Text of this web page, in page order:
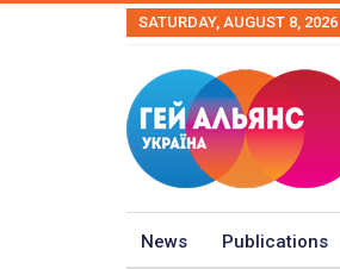
SATURDAY, AUGUST 8, 2026
News Publications